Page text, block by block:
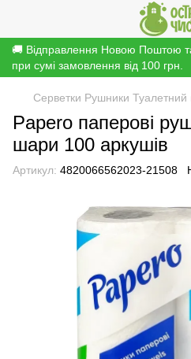
🚚 Відправлення Новою Поштою
при сумі замовлення від 100 грн.
Серветки Рушники Туалетний
Papero паперові
шари 100 аркушів
Артикул: 4820066562023-21508